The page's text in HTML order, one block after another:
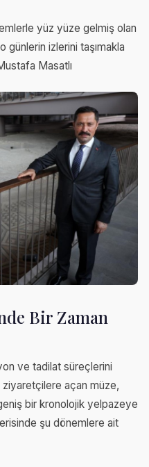
yüz yüze gelmiş olan
günlerin izlerini taşımakla
Masatlı
Bir Zaman
ve tadilat süreçlerini
ziyaretçilere açan müze,
bir kronolojik yelpazeye
şu dönemlere ait